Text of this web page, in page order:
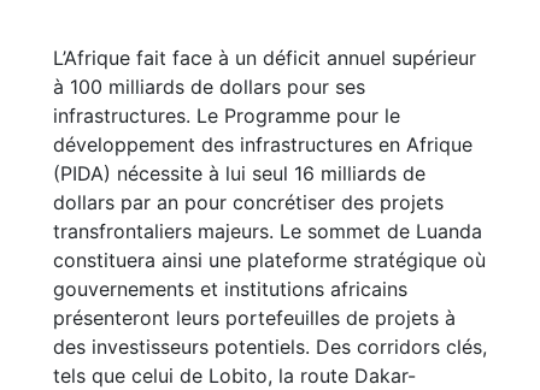
L’Afrique fait face à un déficit annuel supérieur
à 100 milliards de dollars pour ses
infrastructures. Le Programme pour le
développement des infrastructures en Afrique
(PIDA) nécessite à lui seul 16 milliards de
dollars par an pour concrétiser des projets
transfrontaliers majeurs. Le sommet de Luanda
constituera ainsi une plateforme stratégique où
gouvernements et institutions africains
présenteront leurs portefeuilles de projets à
des investisseurs potentiels. Des corridors clés,
tels que celui de Lobito, la route Dakar-